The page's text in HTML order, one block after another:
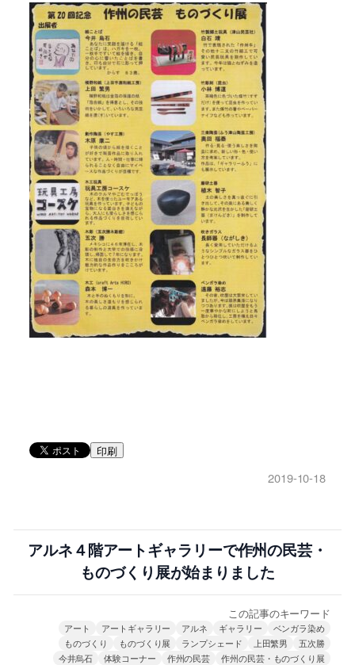
印刷
2019-10-18
アルネ４階アートギャラリーで作州の民芸・
ものづくり展が始まりました
この記事のキーワード
アート アートギャラリー アルネ ギャラリー
ベンガラ染め
ものづくり
ものづくり展 ランプシェード 上田繁男
五次勝
今井烏石
体験コーナー 作州の民芸
作州の民芸・ものづくり展